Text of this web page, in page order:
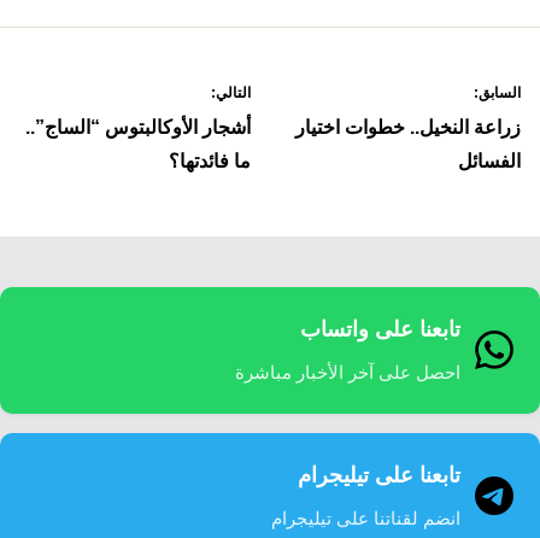
المقالات
السابق:
زراعة النخيل.. خطوات اختيار
الفسائل
التالي:
أشجار الأوكالبتوس “الساج”..
ما فائدتها؟
تابعنا على واتساب
احصل على آخر الأخبار مباشرة
تابعنا على تيليجرام
انضم لقناتنا على تيليجرام